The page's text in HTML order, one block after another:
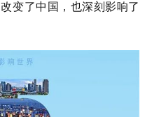
变了中国，也深刻影响了